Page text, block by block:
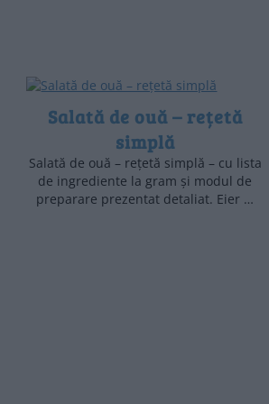
Salată de ouă – rețetă
simplă
Salată de ouă – rețetă simplă – cu lista
de ingrediente la gram și modul de
preparare prezentat detaliat. Eier …